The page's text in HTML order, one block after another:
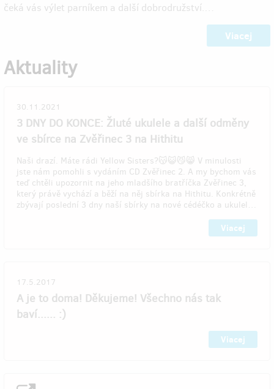
čeká vás výlet parníkem a další dobrodružství.…
Viacej
Aktuality
30.11.2021
3 DNY DO KONCE: Žluté ukulele a další odměny
ve sbírce na Zvěřinec 3 na Hithitu
Naši drazí. Máte rádi Yellow Sisters?😽😺😼😸 V minulosti
jste nám pomohli s vydáním CD Zvěřinec 2. A my bychom vás
teď chtěli upozornit na jeho mladšího bratříčka Zvěřinec 3,
který právě vychází a běží na něj sbírka na Hithitu. Konkrétně
zbývají poslední 3 dny naší sbírky na nové cédéčko a ukulel…
Viacej
17.5.2017
A je to doma! Děkujeme! Všechno nás tak
baví...... :)
Viacej